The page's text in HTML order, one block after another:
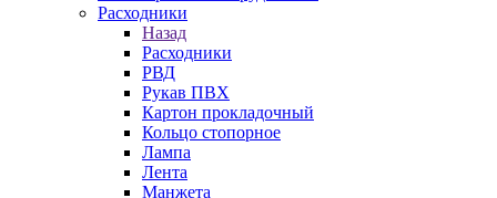
Расходники
Назад
Расходники
РВД
Рукав ПВХ
Картон прокладочный
Кольцо стопорное
Лампа
Лента
Манжета